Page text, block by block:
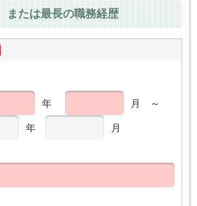
または最長の職務経歴
年 月 ～
年 月